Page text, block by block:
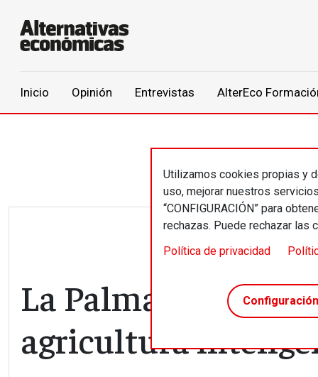
Inicio Opinión Entrevistas AlterEco
Utilizamos cookies propias y
uso, mejorar nuestros
“CONFIGURACIÓN” para
rechazas. Puede rechazar las
Política de privacidad
La Palma, la
agricultura